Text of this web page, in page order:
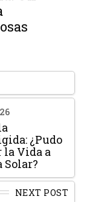
¿Pudo
la Vida a
Solar?
NEXT POST